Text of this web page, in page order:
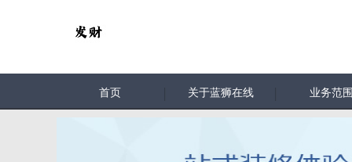
首页 关于蓝狮在线 业务范